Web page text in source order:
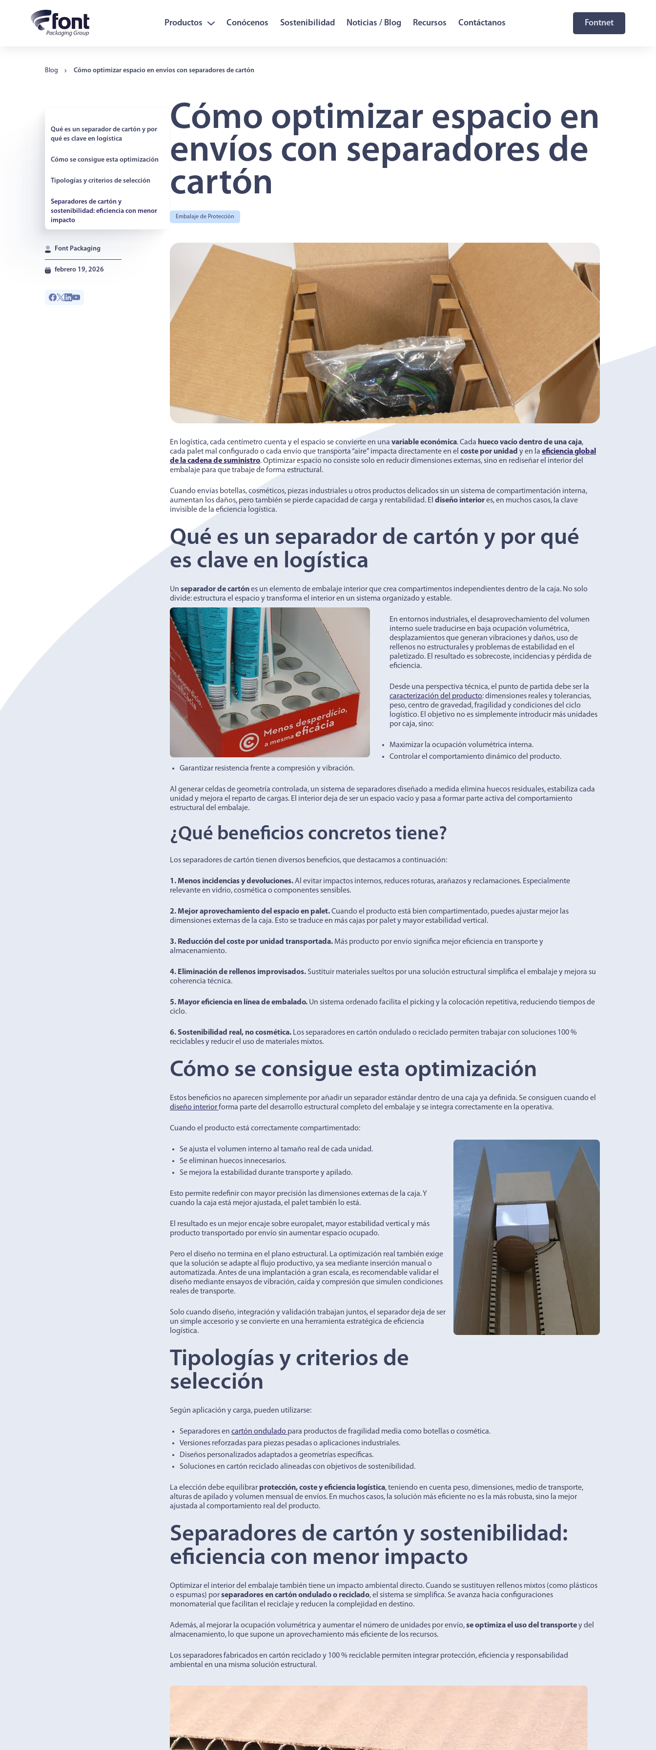
Productos Conócenos Sostenibilidad Noticias / Blog Recursos Contáctanos Fontnet
Blog Cómo optimizar espacio en envíos con separadores de cartón
Qué es un separador de cartón y por
qué es clave en logística
Cómo se consigue esta optimización
Tipologías y criterios de selección
Separadores de cartón y
sostenibilidad: eficiencia con menor
impacto
Font Packaging
febrero 19, 2026
Cómo optimizar espacio en
envíos con separadores de
cartón
Embalaje de Protección
En logística, cada centímetro cuenta y el espacio se convierte en una variable económica. Cada hueco vacío dentro de una caja,
cada palet mal configurado o cada envío que transporta “aire” impacta directamente en el coste por unidad y en la eficiencia global
de la cadena de suministro. Optimizar espacio no consiste solo en reducir dimensiones externas, sino en rediseñar el interior del
embalaje para que trabaje de forma estructural.
Cuando envías botellas, cosméticos, piezas industriales u otros productos delicados sin un sistema de compartimentación interna,
aumentan los daños, pero también se pierde capacidad de carga y rentabilidad. El diseño interiores, en muchos casos, la clave
invisible de la eficiencia logística.
Qué es un separador de cartón y por qué
es clave en logística
Un separador de cartónes un elemento de embalaje interior que crea compartimentos independientes dentro de la caja. No solo
divide: estructura el espacio y transforma el interior en un sistema organizado y estable.
En entornos industriales, el desaprovechamiento del volumen
interno suele traducirse en baja ocupación volumétrica,
desplazamientos que generan vibraciones y daños, uso de
rellenos no estructurales y problemas de estabilidad en el
paletizado. El resultado es sobrecoste, incidencias y pérdida de
eficiencia.
Desde una perspectiva técnica, el punto de partida debe ser la
caracterización del producto: dimensiones reales y tolerancias,
peso, centro de gravedad, fragilidad y condiciones del ciclo
logístico. El objetivo no es simplemente introducir más unidades
por caja, sino:
Maximizar la ocupación volumétrica interna.
Controlar el comportamiento dinámico del producto.
Garantizar resistencia frente a compresión y vibración.
Al generar celdas de geometría controlada, un sistema de separadores diseñado a medida elimina huecos residuales, estabiliza cada
unidad y mejora el reparto de cargas. El interior deja de ser un espacio vacío y pasa a formar parte activa del comportamiento
estructural del embalaje.
¿Qué beneficios concretos tiene?
Los separadores de cartón tienen diversos beneficios, que destacamos a continuación:
1. Menos incidencias y devoluciones.Al evitar impactos internos, reduces roturas, arañazos y reclamaciones. Especialmente
relevante en vidrio, cosmética o componentes sensibles.
2. Mejor aprovechamiento del espacio en palet.Cuando el producto está bien compartimentado, puedes ajustar mejor las
dimensiones externas de la caja. Esto se traduce en más cajas por palet y mayor estabilidad vertical.
3. Reducción del coste por unidad transportada. Más producto por envío significa mejor eficiencia en transporte y
almacenamiento.
4. Eliminación de rellenos improvisados. Sustituir materiales sueltos por una solución estructural simplifica el embalaje y mejora su
coherencia técnica.
5. Mayor eficiencia en línea de embalado. Un sistema ordenado facilita el picking y la colocación repetitiva, reduciendo tiempos de
ciclo.
6. Sostenibilidad real, no cosmética. Los separadores en cartón ondulado o reciclado permiten trabajar con soluciones 100 %
reciclables y reducir el uso de materiales mixtos.
Cómo se consigue esta optimización
Estos beneficios no aparecen simplemente por añadir un separador estándar dentro de una caja ya definida. Se consiguen cuando el
diseño interiorforma parte del desarrollo estructural completo del embalaje y se integra correctamente en la operativa.
Cuando el producto está correctamente compartimentado:
Se ajusta el volumen interno al tamaño real de cada unidad.
Se eliminan huecos innecesarios.
Se mejora la estabilidad durante transporte y apilado.
Esto permite redefinir con mayor precisión las dimensiones externas de la caja. Y
cuando la caja está mejor ajustada, el palet también lo está.
El resultado es un mejor encaje sobre europalet, mayor estabilidad vertical y más
producto transportado por envío sin aumentar espacio ocupado.
Pero el diseño no termina en el plano estructural. La optimización real también exige
que la solución se adapte al flujo productivo, ya sea mediante inserción manual o
automatizada. Antes de una implantación a gran escala, es recomendable validar el
diseño mediante ensayos de vibración, caída y compresión que simulen condiciones
reales de transporte.
Solo cuando diseño, integración y validación trabajan juntos, el separador deja de ser
un simple accesorio y se convierte en una herramienta estratégica de eficiencia
logística.
Tipologías y criterios de
selección
Según aplicación y carga, pueden utilizarse:
Separadores en cartón ondulado para productos de fragilidad media como botellas o cosmética.
Versiones reforzadas para piezas pesadas o aplicaciones industriales.
Diseños personalizados adaptados a geometrías específicas.
Soluciones en cartón reciclado alineadas con objetivos de sostenibilidad.
La elección debe equilibrar protección, coste y eficiencia logística, teniendo en cuenta peso, dimensiones, medio de transporte,
alturas de apilado y volumen mensual de envíos. En muchos casos, la solución más eficiente no es la más robusta, sino la mejor
ajustada al comportamiento real del producto.
Separadores de cartón y sostenibilidad:
eficiencia con menor impacto
Optimizar el interior del embalaje también tiene un impacto ambiental directo. Cuando se sustituyen rellenos mixtos (como plásticos
o espumas) porseparadores en cartón ondulado o reciclado, el sistema se simplifica. Se avanza hacia configuraciones
monomaterial que facilitan el reciclaje y reducen la complejidad en destino.
Además, al mejorar la ocupación volumétrica y aumentar el número de unidades por envío,se optimiza el uso del transportey del
almacenamiento, lo que supone un aprovechamiento más eficiente de los recursos.
Los separadores fabricados en cartón reciclado y 100 % reciclable permiten integrar protección, eficiencia y responsabilidad
ambiental en una misma solución estructural.